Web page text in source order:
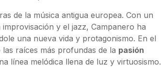
de la música antigua europea. Con un
y el jazz, Campanero ha
una nueva vida y protagonismo. En el
raíces más profundas de la pasión
línea melódica llena de luz y virtuosismo.